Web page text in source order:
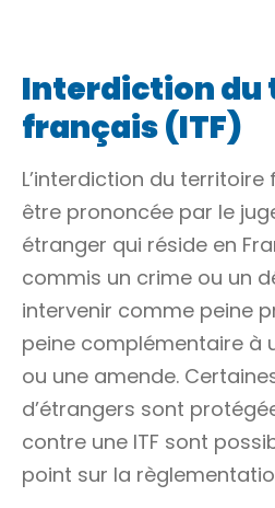
Interdiction
français (ITF)
L’interdiction du
être prononcée par le
étranger qui réside en
commis un crime ou un
intervenir comme peine
peine complémentaire à
ou une amende.
d’étrangers sont
contre une ITF sont
point sur la